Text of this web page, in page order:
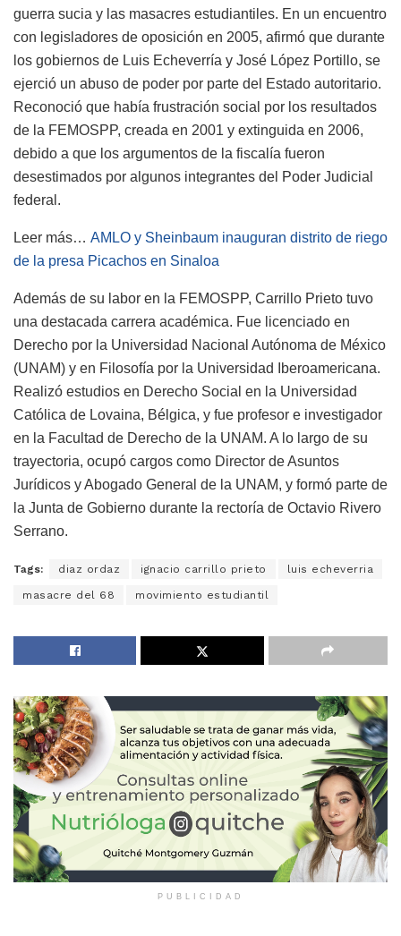
guerra sucia y las masacres estudiantiles. En un encuentro
con legisladores de oposición en 2005, afirmó que durante
los gobiernos de Luis Echeverría y José López Portillo, se
ejerció un abuso de poder por parte del Estado autoritario.
Reconoció que había frustración social por los resultados
de la FEMOSPP, creada en 2001 y extinguida en 2006,
debido a que los argumentos de la fiscalía fueron
desestimados por algunos integrantes del Poder Judicial
federal.
Leer más… AMLO y Sheinbaum inauguran distrito de riego
de la presa Picachos en Sinaloa
Además de su labor en la FEMOSPP, Carrillo Prieto tuvo
una destacada carrera académica. Fue licenciado en
Derecho por la Universidad Nacional Autónoma de México
(UNAM) y en Filosofía por la Universidad Iberoamericana.
Realizó estudios en Derecho Social en la Universidad
Católica de Lovaina, Bélgica, y fue profesor e investigador
en la Facultad de Derecho de la UNAM. A lo largo de su
trayectoria, ocupó cargos como Director de Asuntos
Jurídicos y Abogado General de la UNAM, y formó parte de
la Junta de Gobierno durante la rectoría de Octavio Rivero
Serrano.
Tags: diaz ordaz ignacio carrillo prieto luis echeverria
masacre del 68 movimiento estudiantil
PUBLICIDAD